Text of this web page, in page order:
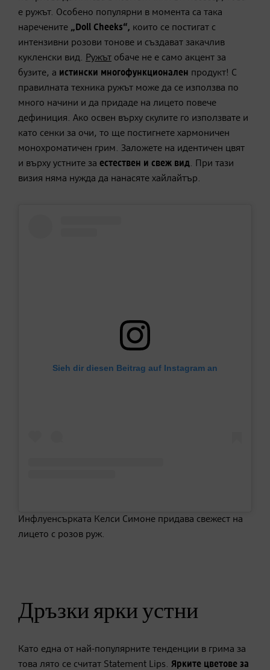
е ружът. Особено популярни в момента са така
наречените „Doll Cheeks“, които се постигат с
интензивни розови тонове и създават закачлив
кукленски вид. Ружът обаче не е само акцент за
бузите, а истински многофункционален продукт! С
правилната техника ружът може да се използва по
много начини и да придаде на лицето повече
дефиниция. Ако освен върху скулите го използвате и
като сенки за очи, то ще постигнете хармоничен
монохроматичен грим. Заложете на идентичен цвят
и върху устните за естествен и свеж вид. При тази
визия няма нужда да нанасяте хайлайтър.
Sieh dir diesen Beitrag auf Instagram an
Инфлуенсърката Келси Симоне придава свежест на
лицето с розов руж.
Дръзки ярки устни
Като една от най-популярните тенденции в грима за
това лято се считат Statement Lips. Ярките цветове за